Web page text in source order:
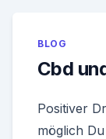
BLOG
Cbd
Positiver
möglich